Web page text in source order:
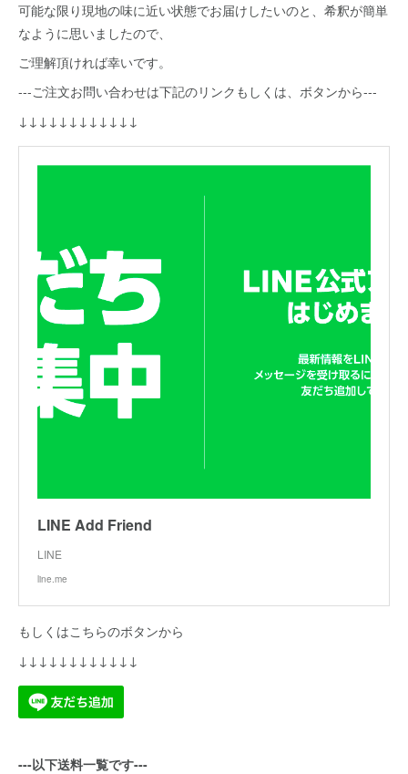
可能な限り現地の味に近い状態でお届けしたいのと、希釈が簡単
なように思いましたので、
ご理解頂ければ幸いです。
---ご注文お問い合わせは下記のリンクもしくは、ボタンから---
↓↓↓↓↓↓↓↓↓↓↓↓
LINE Add Friend
LINE
line.me
もしくはこちらのボタンから
↓↓↓↓↓↓↓↓↓↓↓↓
---以下送料一覧です---